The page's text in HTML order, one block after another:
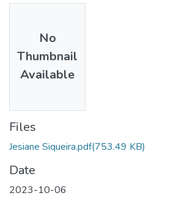
No
Thumbnail
Available
Files
Jesiane Siqueira.pdf(753.49 KB)
Date
2023-10-06